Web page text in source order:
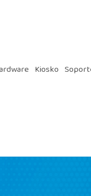
Kiosko